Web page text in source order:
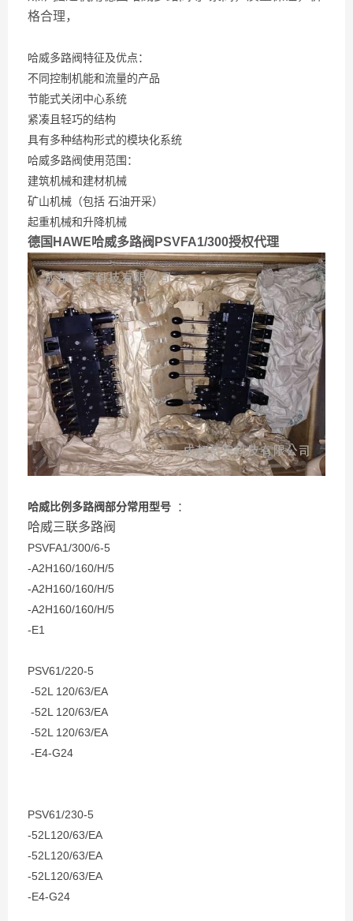
格合理，
哈威多路阀特征及优点：
不同控制机能和流量的产品
节能式关闭中心系统
紧凑且轻巧的结构
具有多种结构形式的模块化系统
哈威多路阀使用范围：
建筑机械和建材机械
矿山机械（包括 石油开采）
起重机械和升降机械
德国HAWE哈威多路阀PSVFA1/300授权代理
哈威比例多路阀部分常用型号 ：
哈威三联多路阀
PSVFA1/300/6-5
-A2H160/160/H/5
-A2H160/160/H/5
-A2H160/160/H/5
-E1
PSV61/220-5
-52L 120/63/EA
-52L 120/63/EA
-52L 120/63/EA
-E4-G24
PSV61/230-5
-52L120/63/EA
-52L120/63/EA
-52L120/63/EA
-E4-G24